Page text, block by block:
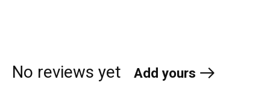
No reviews yet Add yours